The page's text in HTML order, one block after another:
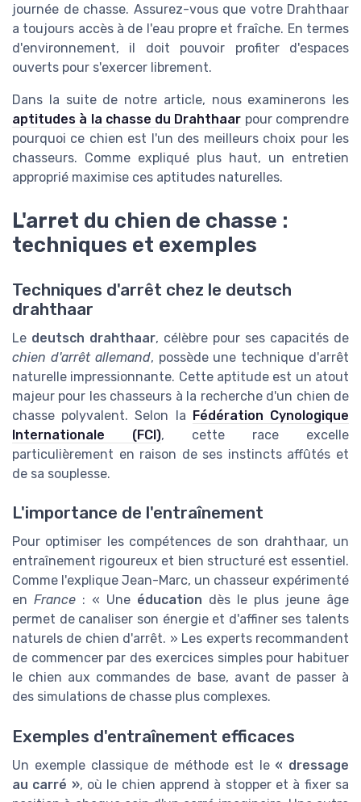
journée de chasse. Assurez-vous que votre Drahthaar
a toujours accès à de l'eau propre et fraîche. En termes
d'environnement, il doit pouvoir profiter d'espaces
ouverts pour s'exercer librement.
Dans la suite de notre article, nous examinerons les
aptitudes à la chasse du Drahthaar pour comprendre
pourquoi ce chien est l'un des meilleurs choix pour les
chasseurs. Comme expliqué plus haut, un entretien
approprié maximise ces aptitudes naturelles.
L'arret du chien de chasse :
techniques et exemples
Techniques d'arrêt chez le deutsch
drahthaar
Le deutsch drahthaar, célèbre pour ses capacités de
chien d'arrêt allemand, possède une technique d'arrêt
naturelle impressionnante. Cette aptitude est un atout
majeur pour les chasseurs à la recherche d'un chien de
chasse polyvalent. Selon la Fédération Cynologique
Internationale (FCI), cette race excelle
particulièrement en raison de ses instincts affûtés et
de sa souplesse.
L'importance de l'entraînement
Pour optimiser les compétences de son drahthaar, un
entraînement rigoureux et bien structuré est essentiel.
Comme l'explique Jean-Marc, un chasseur expérimenté
en France : « Une éducation dès le plus jeune âge
permet de canaliser son énergie et d'affiner ses talents
naturels de chien d'arrêt. » Les experts recommandent
de commencer par des exercices simples pour habituer
le chien aux commandes de base, avant de passer à
des simulations de chasse plus complexes.
Exemples d'entraînement efficaces
Un exemple classique de méthode est le « dressage
au carré », où le chien apprend à stopper et à fixer sa